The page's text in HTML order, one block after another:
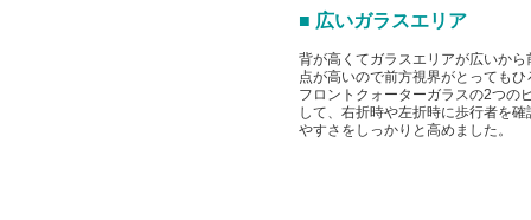
■ 広いガラスエリア
背が高くてガラスエリアが広いか
点が高いので前方視界がとっても
フロントクォーターガラスの2つの
して、右折時や左折時に歩行者を
やすさをしっかりと高めました。